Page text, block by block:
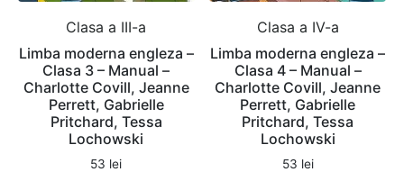
Clasa a III-a
Limba moderna engleza –
Clasa 3 – Manual –
Charlotte Covill, Jeanne
Perrett, Gabrielle
Pritchard, Tessa
Lochowski
53 lei
Clasa a IV-a
Limba moderna engleza –
Clasa 4 – Manual –
Charlotte Covill, Jeanne
Perrett, Gabrielle
Pritchard, Tessa
Lochowski
53 lei